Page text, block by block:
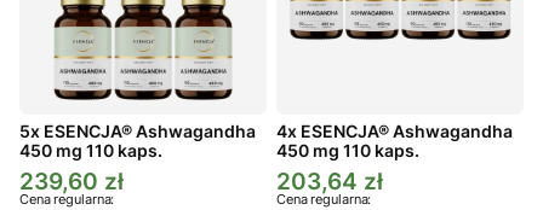
5x ESENCJA® Ashwagandha
450 mg 110 kaps.
Cena promocyjna
239,60 zł
Cena regularna:
4x ESENCJA® Ashwagandha
450 mg 110 kaps.
Cena promocyjna
203,64 zł
Cena regularna: